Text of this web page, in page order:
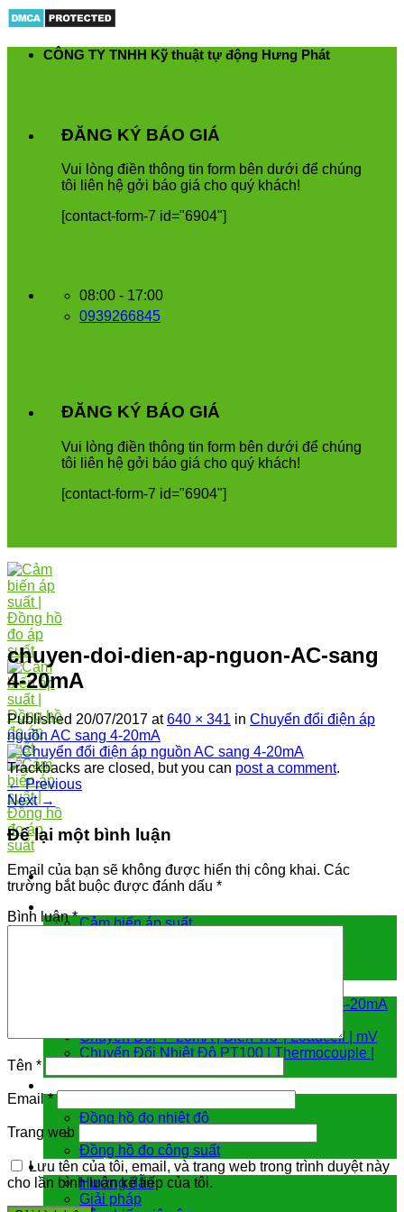
content
CÔNG TY TNHH Kỹ thuật tự động Hưng Phát
ĐĂNG KÝ BÁO GIÁ
Vui òng điền thông tin form bên dưới để chúng
tôi liên hệ gởi báo giá cho quý khách!
[contact-form-7 id="6904"]
08:00 - 17:00
0939266845
ĐĂNG KÝ BÁO GIÁ
Vui òng điền thông tin form bên dưới để chúng
tôi liên hệ gởi báo giá cho quý khách!
[contact-form-7 id="6904"]
Cảm biến đo
Cảm biến áp suất
Hiển Thị | Điều Khiển Nhiệt Độ | Analog 4-20mA
Chuyển Đổi 4 -20mA | Biến Trở | Loadcell | mV
Chuyển Đổi Nhiệt Độ PT100 | Thermocouple |
Đồng hồ đo nhiệt độ
Đồng hồ đo công suất
Hướng dẫn & giải pháp
Hướng dẫn
Giải pháp
chuyen-doi-dien-ap-nguon-AC-sang
4-20mA
Published 20/07/2017 at640 × 341 in Chuyển đổi điện áp
nguồn AC sang 4-20mA
Trackbacks are closed, but you can post a comment.
←Previous
Next →
Để lại một bình luận
Email của bạn sẽ không được hiển thị công khai. Các
trường bắt buộc được đánh dấu *
Bình luận*
Tên *
Email*
Trang web
Lưu tên của tôi, email, và trang web trong trình duyệt này
cho lần bình luận kế tiếp của tôi.